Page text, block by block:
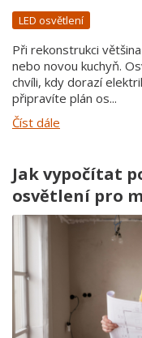
LED osvětlení
Při rekonstrukci
nebo novou kuchyň.
chvíli, kdy dorazí
připravíte plán os...
Číst dále
Jak vypočítat
osvětlení pro